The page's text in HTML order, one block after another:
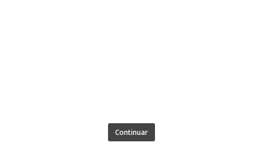
Continuar